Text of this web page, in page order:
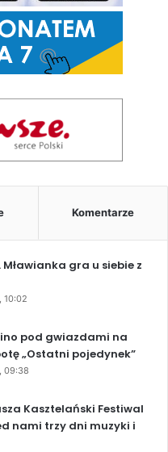
Komentarze
Mławianka gra u siebie z
10:02
pod gwiazdami na
„Ostatni pojedynek”
09:38
Kasztelański Festiwal
nami trzy dni muzyki i